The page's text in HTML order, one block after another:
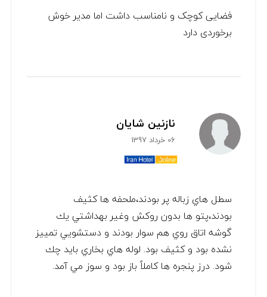
فضایی کوچک و نامناسب داشت اما مدیر خوش
برخوردی دارد
نازنين شايان
06 خرداد 1397
سطل هاي زباله پر بودند،ملحفه ها كثيف
بودند،پتو ها بدون روكش وغير بهداشتي يك
گوشه اتاق روي هم سوار بودند و دستشويي تمييز
نشده بود و كثيف بود. لوله هاي بخاري بايد چك
شود. درز پنجره ها كاملاً باز بود و سوز مي آمد.